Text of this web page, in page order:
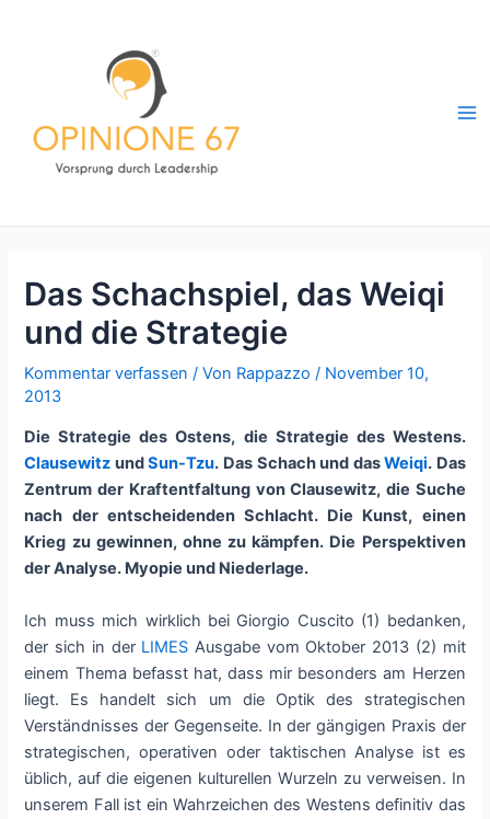
Das Schachspiel, das Weiqi
und die Strategie
Kommentar verfassen / Von Rappazzo/ November 10,
2013
Die Strategie des Ostens, die Strategie des Westens.
Clausewitz undSun-Tzu. Das Schach und dasWeiqi. Das
Zentrum der Kraftentfaltung von Clausewitz, die Suche
nach der entscheidenden Schlacht. Die Kunst, einen
Krieg zu gewinnen, ohne zu kämpfen. Die Perspektiven
der Analyse. Myopie und Niederlage.
Ich muss mich wirklich bei Giorgio Cuscito (1) bedanken,
der sich in der LIMES Ausgabe vom Oktober 2013 (2) mit
einem Thema befasst hat, dass mir besonders am Herzen
liegt. Es handelt sich um die Optik des strategischen
Verständnisses der Gegenseite. In der gängigen Praxis der
strategischen, operativen oder taktischen Analyse ist es
üblich, auf die eigenen kulturellen Wurzeln zu verweisen. In
unserem Fall ist ein Wahrzeichen des Westens definitiv das